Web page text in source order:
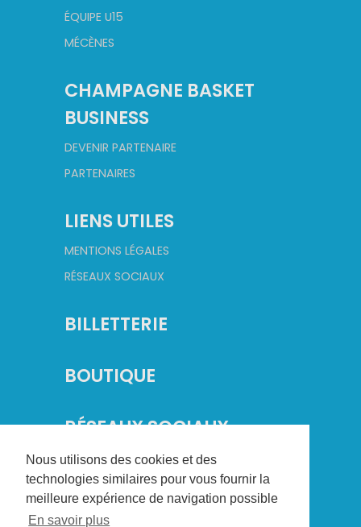
Nous utilisons des cookies et des
technologies similaires pour vous fournir la
meilleure expérience de navigation possible
En savoir plus
ÉQUIPE U15
MÉCÈNES
CHAMPAGNE BASKET
BUSINESS
DEVENIR PARTENAIRE
PARTENAIRES
LIENS UTILES
MENTIONS LÉGALES
RÉSEAUX SOCIAUX
BILLETTERIE
BOUTIQUE
RÉSEAUX SOCIAUX